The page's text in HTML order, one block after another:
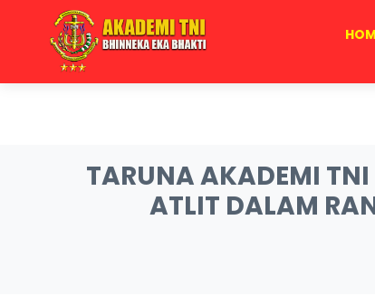
TARUNA AKADEMI
ATLIT DALAM